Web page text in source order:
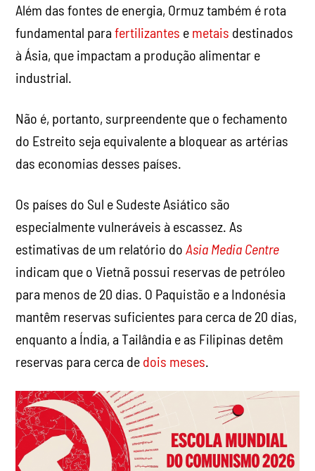
Além das fontes de energia, Ormuz também é rota
fundamental parafertilizantes e metais destinados
à Ásia, que impactam a produção alimentar e
industrial.
Não é, portanto, surpreendente que o fechamento
do Estreito seja equivalente a bloquear as artérias
das economias desses países.
Os países do Sul e Sudeste Asiático são
especialmente vulneráveis à escassez. As
estimativas de um relatório do Asia Media Centre
indicam que o Vietnã possui reservas de petróleo
para menos de 20 dias. O Paquistão e a Indonésia
mantêm reservas suficientes para cerca de 20 dias,
enquanto a Índia, a Tailândia e as Filipinas detêm
reservas para cerca de dois meses.